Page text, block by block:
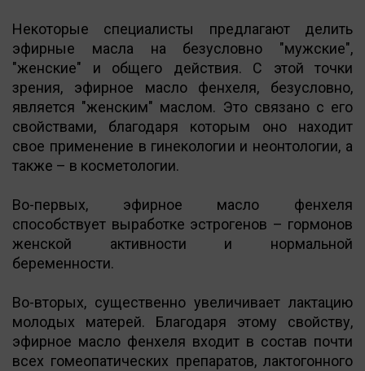
Некоторые специалисты предлагают делить
эфирные масла на безусловно "мужские",
"женские" и общего действия. С этой точки
зрения, эфирное масло фенхеля, безусловно,
является "женским" маслом. Это связано с его
свойствами, благодаря которым оно находит
свое применение в гинекологии и неонтологии, а
также – в косметологии.
Во-первых, эфирное масло фенхеля
способствует выработке эстрогенов – гормонов
женской активности и нормальной
беременности.
Во-вторых, существенно увеличивает лактацию
молодых матерей. Благодаря этому свойству,
эфирное масло фенхеля входит в состав почти
всех гомеопатических препаратов, лактогонного